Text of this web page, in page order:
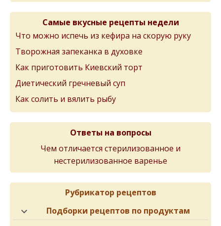
Самые вкусные рецепты недели
Что можно испечь из кефира на скорую руку
Творожная запеканка в духовке
Как приготовить Киевский торт
Диетический гречневый суп
Как солить и вялить рыбу
Ответы на вопросы
Чем отличается стерилизованное и
нестерилизованное варенье
Рубрикатор рецептов
Подборки рецептов по продуктам